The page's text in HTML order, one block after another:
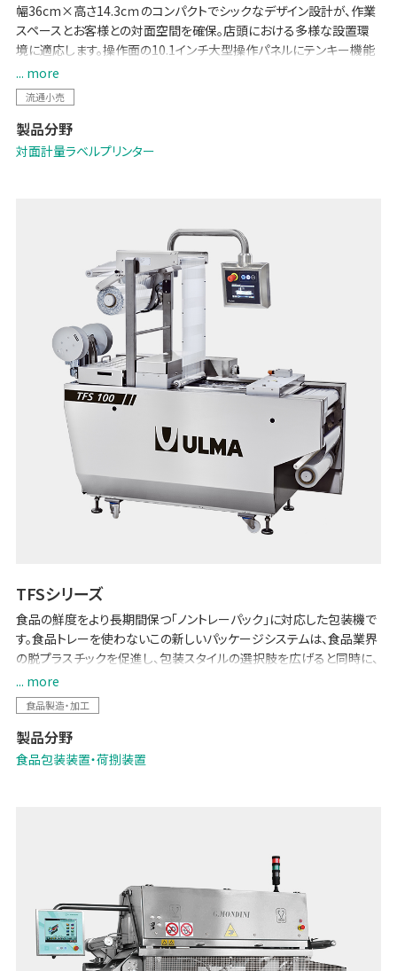
幅36cm×高さ14.3cｍのコンパクトでシックなデザイン設計が、作業
スペースとお客様との対面空間を確保。店頭における多様な設置環
境に適応します。操作面の10.1インチ大型操作パネルにテンキー機能
を収め、直感的な操作性と衛生的な運用管理を実現します。
... more
流通小売
製品分野
対面計量ラベルプリンター
TFSシリーズ
食品の鮮度をより長期間保つ「ノントレーパック」に対応した包装機で
す。食品トレーを使わないこの新しいパッケージシステムは、食品業界
の脱プラスチックを促進し、包装スタイルの選択肢を広げると同時に、
資材コストの削減とフードロス削減に貢献します。
... more
食品製造・加工
製品分野
食品包装装置・荷捌装置